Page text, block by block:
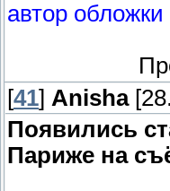
автор обложки
[41] Anisha
Появились
Париже на